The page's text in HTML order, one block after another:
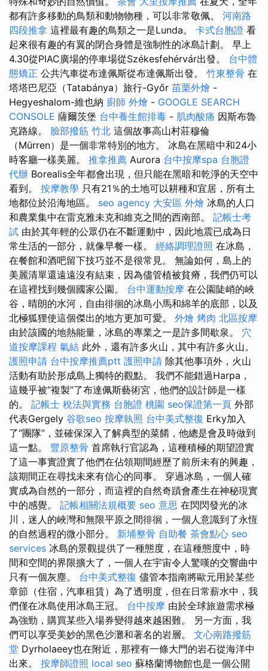
都有許多移動的鳥類和動物物種，可以非常敬佩。 河南路
四段推拿 這裡最有趣的鳥類之一是Lunda。 卡式台胞證 看
起來很有趣的有翼的閉合身體是強制性的冰島計劃。 早上
4.30從PIAC廣場的停車場從Székesfehérvár出發。 台中體
態矯正 公共汽車從布達佩斯從布達佩斯出發。 竹東整骨 在
塔塔巴尼亞（Tatabánya）旅行-Győr 苗栗外燴 -
Hegyeshalom-維也納 廚師 外燴 - GOOGLE SEARCH
CONSOLE 薩爾茨堡 台中養生館排毒 - 肌肉酸痛 因斯布魯
克路線。 臉部撥筋 竹北 這個故事高山村莊穆倫
（Mürren）是一個非常特別的地方。 冰島在黑暗中和24小
時客廳一樣美麗。 推拿推薦 Aurora 台中按摩spa 台胞證
代辦 Borealis全年都會出現，但只能在黑暗和乾淨的天空中
看到。 按摩教學 只有21％的土地可以耕種和宜居，所有土
地都位於沿海地區。 seo agency 大安區 外燴 冰島的人口
和農業集中在雷克雅未克和維克之間的西南部。 記帳士考
試 由於其年輕的公眾仍在不斷運動中，因此地震已成為日
常生活的一部分，就像早餐一樣。 經絡調理證照 在冰島，
在餐館和酒吧留下技巧並不是很常見。 無論如何，島上的
美麗清單還遠遠沒有結束，因為儘管植被貧瘠，我們仍可以
在這裡找到幾個國家公園。 台中運動按摩 在公園陡峭的峽
谷，晴朗的水河，自由徘徊的冰島小馬和綿羊的底部，以及
北極狐狸使這個傑出的地方更加可愛。 外燴 烤肉 北區按摩
由於該國的地熱能量，冰島的專業之一是許多間歇泉。 穴
道按摩課程 氣結 此外，還有許多火山，其中有許多火山。
護照申請 台中按摩推薦ptt 護照申請 除其他事項外，火山
活動有助於形成島上獨特的觀點。 我們不能錯過Harpa，
這幾乎被“複製”了布達佩斯藝術宮，他們的設計師是一樣
的。 記帳士 稅法與實務 台胞證 桃園 seo保證第一頁 外部
代表Gergely 谷歌seo 按摩執照 台中美式整復 Erky加入
了“團隊”，並確保深入了解典型的菜餚，他總是會及時做到
這一點。 豐原整骨 首席執行官認為，這種積極的期望證實
了這一事實證實了他們在佔領期間經歷了前所未有的興趣，
該期間正在尋找未來有信心的同事。 穿過冰島，一個人確
實成為自然的一部分，而這裡的自然奇蹟會產生在神秘現實
中的感覺。 記帳相關法規概要 seo 意思 在閃閃發光的冰
川，迷人的峽灣和無限平原之間徘徊，一個人意識到了永恆
的自然過程的微小部分。 新埔整骨 自助餐 茶會點心 seo
services 冰島的景觀提供了一種態度，在這種態度中，時
間和空間的界限擴大了，一個人在宇宙令人驚嘆的交響曲中
只有一個灰塵。 台中美式整復 儘管本指南將歐元用於某些
章節（住宿，汽車租賃）為了透明度，但在日常薪水中，我
們僅在冰島使用冰島王冠。 台中按摩 由於全球旅遊需求極
為強勁，購買某些入場券變得越來越困難。 另一方面，我
們可以享受美妙的黑色沙灘和著名的岩層。 文心南路撥筋
堂 Dyrholaeey也在附近，那裡有一條大門的岩石從海洋中
出來。 按摩師證照 local seo 蘇格蘭博物館也是一個公開